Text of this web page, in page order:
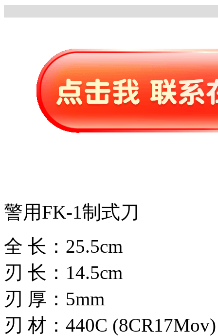
警用FK-1制式刀
全 长：25.5cm
刃 长：14.5cm
刃 厚：5mm
刃 材：440C (8CR17Mov)